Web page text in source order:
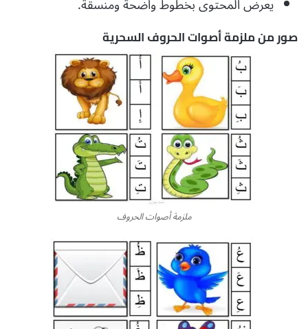
صور من ملزمة أصوات الحروف السحرية
ملزمة أصوات الحروف